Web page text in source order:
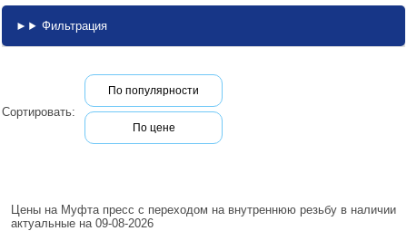
Фильтрация
Сортировать:
По популярности
По цене
Цены на Муфта пресс с переходом на внутреннюю резьбу в наличии
актуальные на 09-08-2026